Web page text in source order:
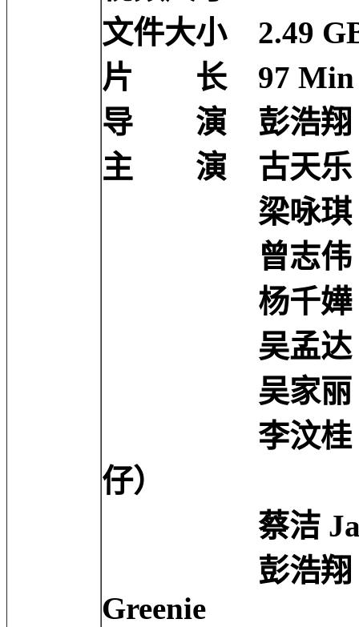
文件大小 2.49
片 长 97 Min
导 演 彭浩翔
主 演 古天乐
梁咏琪 Gigi
曾志伟 Eric
杨千嬅
吴孟达 Man
吴家丽
李汶桂 Man-
仔）
蔡洁 Jacky
彭浩翔 Ho-
Greenie